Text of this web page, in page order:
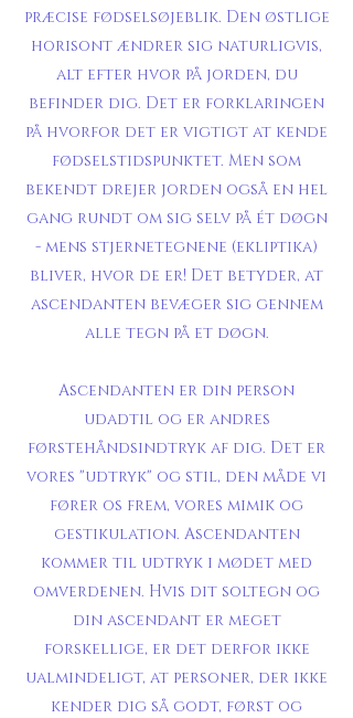
præcise fødselsøjeblik. Den østlige
horisont ændrer sig naturligvis,
alt efter hvor på jorden, du
befinder dig. Det er forklaringen
på hvorfor det er vigtigt at kende
fødselstidspunktet. Men som
bekendt drejer jorden også en hel
gang rundt om sig selv på ét døgn
- mens stjernetegnene (ekliptika)
bliver, hvor de er! Det betyder, at
ascendanten bevæger sig gennem
alle tegn på et døgn.
Ascendanten er din person
udadtil og er andres
førstehåndsindtryk af dig. Det er
vores "udtryk" og stil, den måde vi
fører os frem, vores mimik og
gestikulation. Ascendanten
kommer til udtryk i mødet med
omverdenen. Hvis dit soltegn og
din ascendant er meget
forskellige, er det derfor ikke
ualmindeligt, at personer, der ikke
kender dig så godt, først og